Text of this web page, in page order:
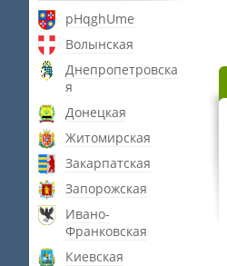
pHqghUme
Волынская
Днепропетровска
я
Донецкая
Житомирская
Закарпатская
Запорожская
Ивано-
Франковская
Киевская